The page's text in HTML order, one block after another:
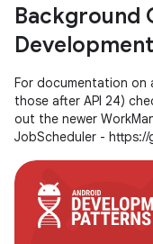
Background
For documentation on
those after API 24)
out the newer
JobScheduler - https://